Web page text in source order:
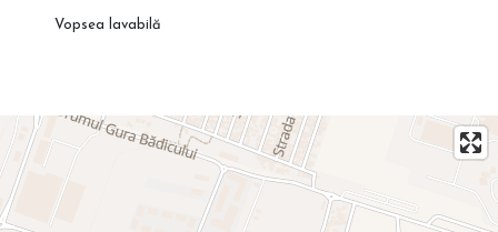
Vopsea lavabilă